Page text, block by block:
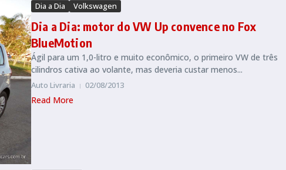
Dia a Dia Volkswagen
Dia a Dia: motor do VW Up convence no Fox
BlueMotion
Ágil para um 1,0-litro e muito econômico, o primeiro VW de três
cilindros cativa ao volante, mas deveria custar menos...
Auto Livraria 02/08/2013
Read More